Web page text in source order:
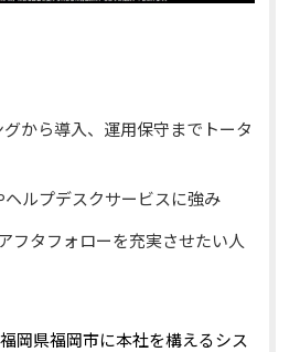
から導入、運用保守までトータ
ルプデスクサービスに強み
フタフォローを充実させたい人
岡県福岡市に本社を構えるシス